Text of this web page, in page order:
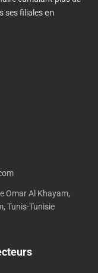
ses filialesen
Omar Al Khayam,
Tunis-Tunisie